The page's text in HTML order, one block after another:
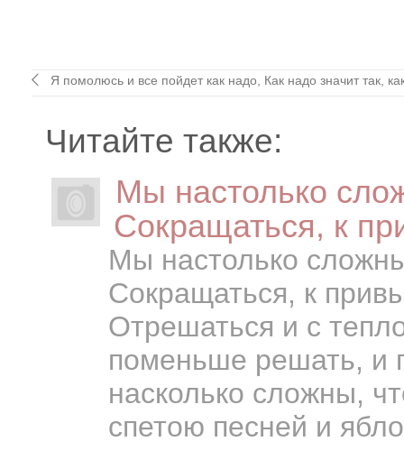
Я помолюсь и все пойдет как надо, Как надо значит так,
Читайте также:
Мы настолько
Сокращаться, к
Мы настолько
Сокращаться, к
Отрешаться и с
поменьше решать, и
насколько сложны,
спетою песней и